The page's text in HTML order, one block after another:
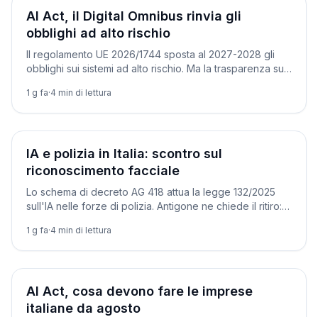
Normativa
AI Act, il Digital Omnibus rinvia gli
obblighi ad alto rischio
Il regolamento UE 2026/1744 sposta al 2027-2028 gli
obblighi sui sistemi ad alto rischio. Ma la trasparenza su
1 g fa·4 min di lettura
Normativa
IA e polizia in Italia: scontro sul
riconoscimento facciale
Lo schema di decreto AG 418 attua la legge 132/2025
sull'IA nelle forze di polizia. Antigone ne chiede il ritiro:
1 g fa·4 min di lettura
Normativa
AI Act, cosa devono fare le imprese
italiane da agosto